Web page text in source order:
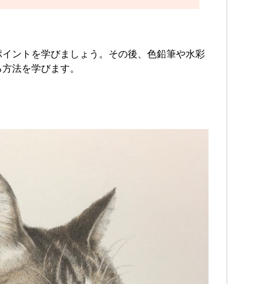
ントを学びましょう。その後、色鉛筆や水彩
法を学びます。